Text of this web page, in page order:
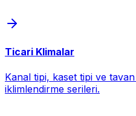
Ticari Klimalar
Kanal tipi, kaset tipi ve
iklimlendirme serileri.